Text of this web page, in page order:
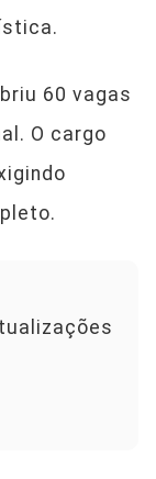
60 vagas
O cargo